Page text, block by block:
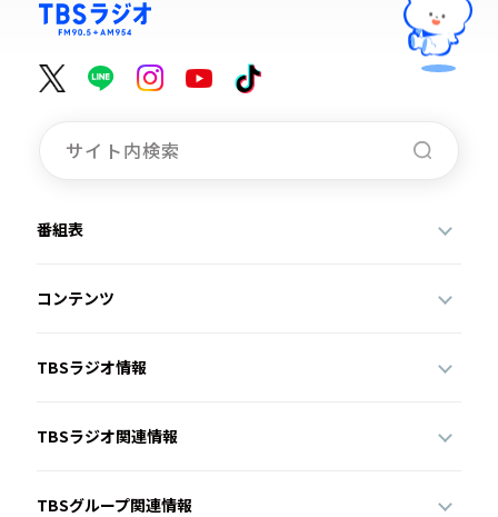
番組表
コンテンツ
TBSラジオ情報
TBSラジオ関連情報
TBSグループ関連情報